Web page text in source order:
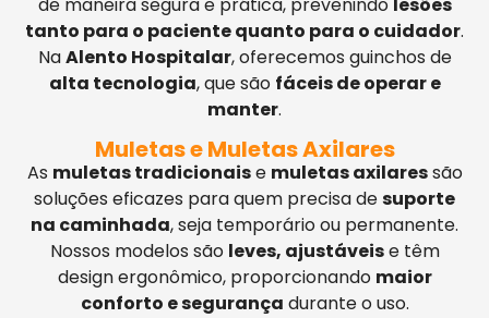
tanto para o paciente quanto para o cuidador.
NaAlento Hospitalar, oferecemos guinchos de
alta tecnologia, que são fáceis de operar e
manter.
Muletas e Muletas Axilares
As muletas tradicionaise muletas axilaressão
soluções eficazes para quem precisa desuporte
na caminhada, seja temporário ou permanente.
Nossos modelos são leves, ajustáveise têm
design ergonômico, proporcionando maior
conforto e segurança durante o uso.